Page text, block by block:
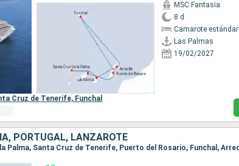
MSC Fantasia
8 d
Camarote estándar
Las Palmas
19/02/2027
Cruz de Tenerife, Funchal
PORTUGAL, LANZAROTE